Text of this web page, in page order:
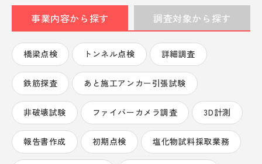
お問い合わせ・資料請求
Nagoya 0568-87-6520
9:00-17:00受付 定休日:土日祝
Tokyo 03-5761-5201
9:00-17:00受付 定休日:土日祝
事業内容から探す
橋梁点検 トンネル点検 詳細調査
鉄筋探査 あと施工アンカー引張試験
非破壊試験 ファイバーカメラ調査 3D計測
報告書作成 初期点検 塩化物試料採取業務
調査対象から探す